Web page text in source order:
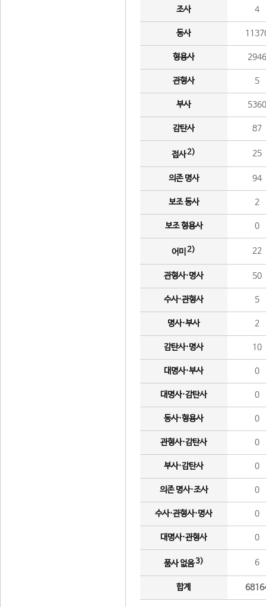
조사 4
동사
형용사 2946
관형사 5
부사 5360
감탄사 87
접사2) 25
의존 명사 94
보조 동사 2
보조 형용사 0
어미 2) 22
관형사·명사 50
수사·관형사 5
명사·부사 2
감탄사·명사 10
대명사·부사 0
대명사·감탄사 0
동사·형용사 0
관형사·감탄사 0
부사·감탄사 0
의존 명사·조사 0
수사·관형사·명사 0
대명사·관형사 0
품사 없음3) 6
합계